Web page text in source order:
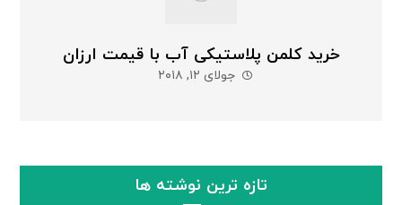
خرید کلمن پلاستیکی آب با قیمت ارزان
جولای ۱۲, ۲۰۱۸
تازه ترین نوشته ها